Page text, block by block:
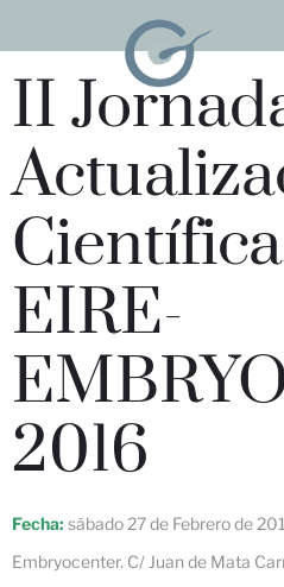
II
EIRE-
2016
Fecha: sábado 27 de Febrero de
Embryocenter. C/ Juan de Mata